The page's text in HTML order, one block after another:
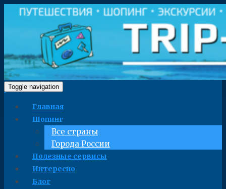
Toggle navigation
Главная
Шопинг
Все страны
Города России
Полезные сервисы
Интересно
Блог